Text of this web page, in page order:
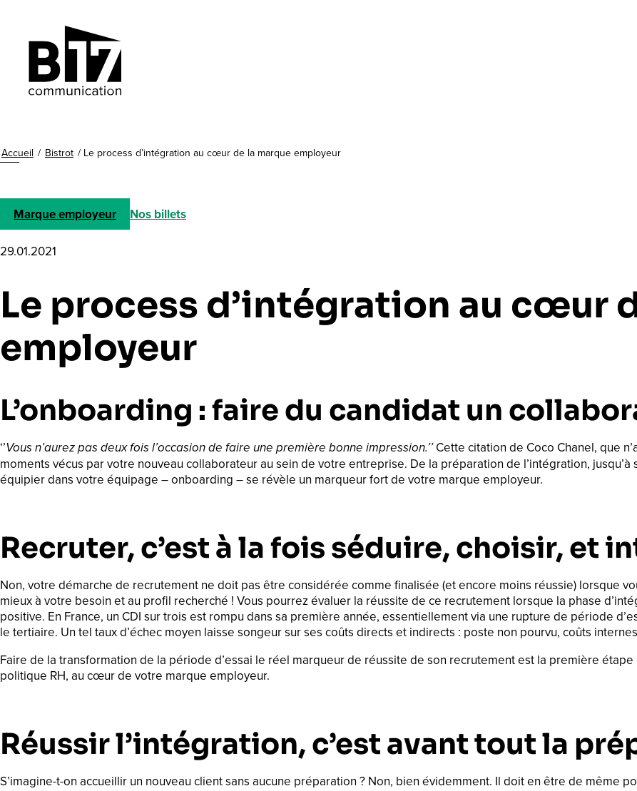
Accueil / Bistrot / Le process d’intégration au cœur de la marque employeur
Marque employeur Nos billets
29.01.2021
Le process d’intégration au cœur
employeur
L’onboarding : faire du candidat un
‘’Vous n’aurez pas deux fois l’occasion de faire une première bonne impression.’’Cette citation de Coco Chanel, que
moments vécus par votre nouveau collaborateur au sein de votre entreprise. De la préparation de l’intégration,
équipier dans votre équipage – onboarding – se révèle un marqueur fort de votre marque employeur.
Recruter, c’est à la fois séduire, choisir, et
Non, votre démarche de recrutement ne doit pas être considérée comme finalisée (et encore moins réussie) lorsque
mieux à votre besoin et au profil recherché ! Vous pourrez évaluer la réussite de ce recrutement lorsque la phase
positive. En France, un CDI sur trois est rompu dans sa première année, essentiellement via une rupture de période
le tertiaire. Un tel taux d’échec moyen laisse songeur sur ses coûts directs et indirects : poste non pourvu, coûts
Faire de la transformation de la période d’essai le réel marqueur de réussite de son recrutement est la première
politique RH, au cœur de votre marque employeur.
Réussir l’intégration, c’est avant tout la
S’imagine-t-on accueillir un nouveau client sans aucune préparation ? Non, bien évidemment. Il doit en être de même